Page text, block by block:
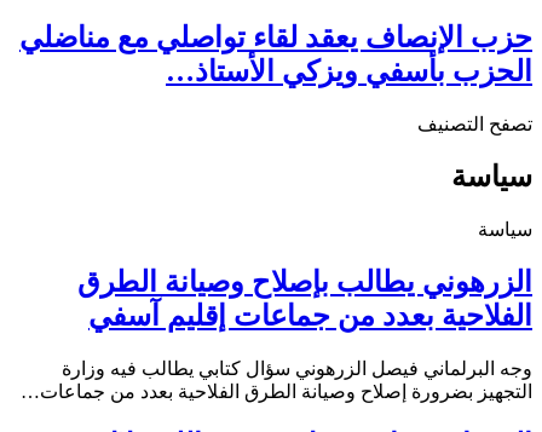
حزب الإنصاف يعقد لقاء تواصلي مع مناضلي
الحزب بأسفي ويزكي الأستاذ…
تصفح التصنيف
سياسة
سياسة
‎الزرهوني يطالب بإصلاح وصيانة الطرق
وجه البرلماني فيصل الزرهوني سؤال كتابي يطالب فيه وزارة
التجهيز بضرورة إصلاح وصيانة الطرق الفلاحية بعدد من جماعات…